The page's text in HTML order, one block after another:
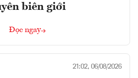
biên giới
Đọc ngay
21:02, 06/08/2026